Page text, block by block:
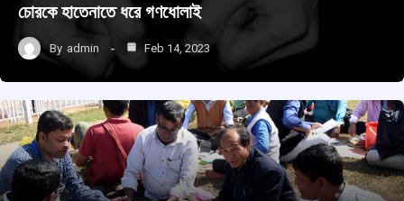
চোরকে হাতেনাতে ধরে গণধোলাই
By admin Feb 14, 2023